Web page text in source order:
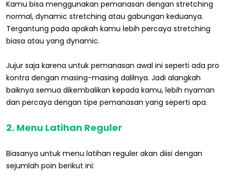
Kamu bisa menggunakan pemanasan dengan stretching
normal, dynamic stretching atau gabungan keduanya.
Tergantung pada apakah kamu lebih percaya stretching
biasa atau yang dynamic.
Jujur saja karena untuk pemanasan awal ini seperti ada pro
kontra dengan masing-masing dalilnya. Jadi alangkah
baiknya semua dikembalikan kepada kamu, lebih nyaman
dan percaya dengan tipe pemanasan yang seperti apa.
2. Menu Latihan Reguler
Biasanya untuk menu latihan reguler akan diisi dengan
sejumlah poin berikut ini: